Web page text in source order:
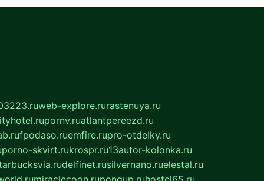
web-explore.rurastenuya.ru
pornv.ruatlantpereezd.ru
fpodaso.ruemfire.rupro-otdelky.ru
porno-skvirt.rukrospr.ru13autor-kolonka.ru
delfinet.rusilvernano.ruelestal.ru